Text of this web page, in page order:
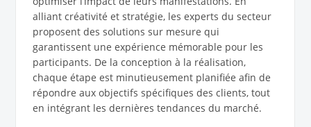
alliant créativité et stratégie, les experts du secteur
proposent des solutions sur mesure qui
garantissent une expérience mémorable pour les
participants. De la conception à la réalisation,
chaque étape est minutieusement planifiée afin de
répondre aux objectifs spécifiques des clients, tout
en intégrant les dernières tendances du marché.